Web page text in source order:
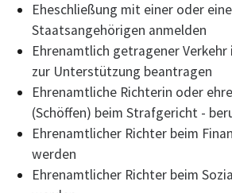
Eheschließung mit einer oder
Staatsangehörigen anmelden
Ehrenamtlich getragener Verkehr
zur Unterstützung beantragen
Ehrenamtliche Richterin oder
(Schöffen) beim Strafgericht -
Ehrenamtlicher Richter beim
werden
Ehrenamtlicher Richter beim